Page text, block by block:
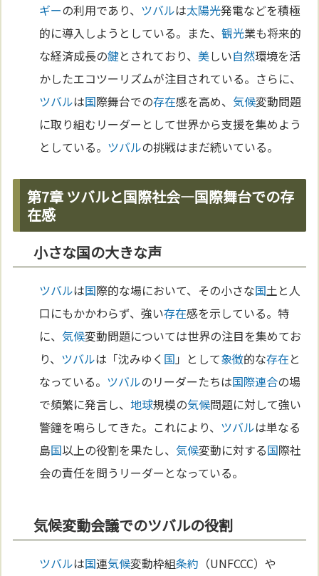
ギーの利用であり、 ツバルは太陽光発電などを積極
的に導入しようとしている。また、観光業も将来的
な経済成長の鍵とされており、美しい自然環境を活
かしたエコツーリズムが注目されている。さらに、
ツバルは国際舞台での存在感を高め、気候変動問題
に取り組むリーダーとして世界から支援を集めよう
としている。 ツバルの挑戦はまだ続いている。
第7章 ツバルと国際社会―国際舞台での存
在感
小さな国の大きな声
ツバルは国際的な場において、その小さな国土と人
口にもかかわらず、強い存在感を示している。特
に、気候変動問題については世界の注目を集めてお
り、 ツバルは「沈みゆく 国 」として象徴的な存在と
なっている。 ツバルのリーダーたちは国際連合の場
で頻繁に発言し、地球規模の気候問題に対して強い
警鐘を鳴らしてきた。これにより、 ツバルは単なる
島国以上の役割を果たし、気候変動に対する国際社
会の責任を問うリーダーとなっている。
気候変動会議でのツバルの役割
ツバルは国連気候変動枠組条約 （UNFCCC）や